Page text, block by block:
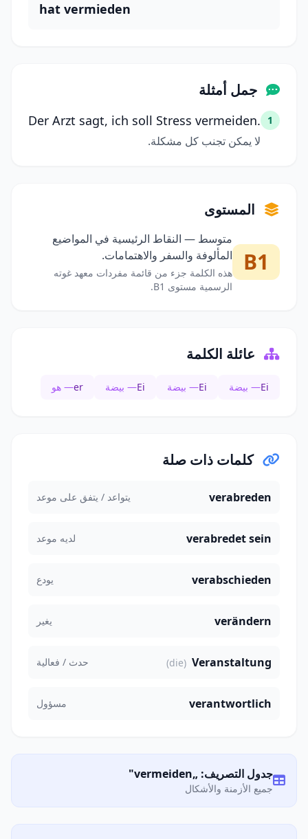
hat vermieden
جمل أمثلة
1
Der Arzt sagt, ich soll Stress vermeiden.
لا يمكن تجنب كل مشكلة.
المستوى
B1
متوسط — النقاط الرئيسية في المواضيع
المألوفة والسفر والاهتمامات.
هذه الكلمة جزء من قائمة مفردات معهد غوته
الرسمية مستوى B1.
عائلة الكلمة
Ei— بيضة Ei— بيضة Ei— بيضة er— هو
كلمات ذات صلة
verabreden يتواعد / يتفق على موعد
verabredet sein لديه موعد
verabschieden يودع
verändern يغير
Veranstaltung
(die) حدث / فعالية
verantwortlich مسؤول
جدول التصريف: „vermeiden"
جميع الأزمنة والأشكال